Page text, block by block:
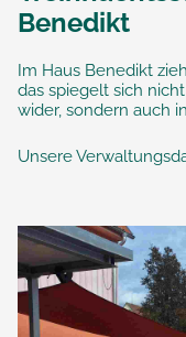
Benedikt
Im Haus Benedikt
das spiegelt sich
wider, sondern auch
Unsere